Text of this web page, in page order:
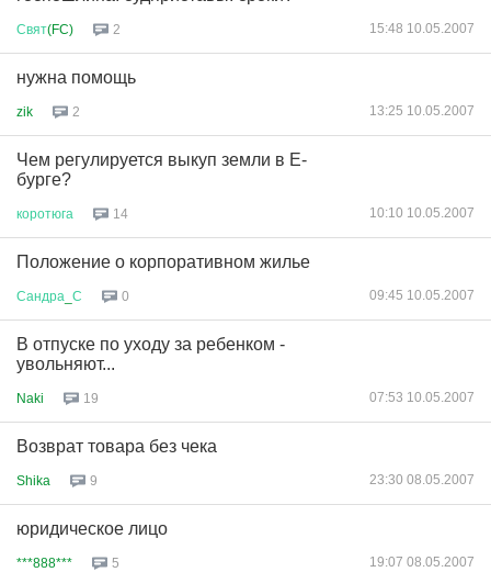
Свят(FC) 2 15:48 10.05.2007
нужна помощь
zik 2 13:25 10.05.2007
Чем регулируется выкуп земли в Е-
бурге?
коротюга 14 10:10 10.05.2007
Положение о корпоративном жилье
Сандра С 0 09:45 10.05.2007
В отпуске по уходу за ребенком -
увольняют...
Naki 19 07:53 10.05.2007
Возврат товара без чека
Shika 9 23:30 08.05.2007
юридическое лицо
***888*** 5 19:07 08.05.2007